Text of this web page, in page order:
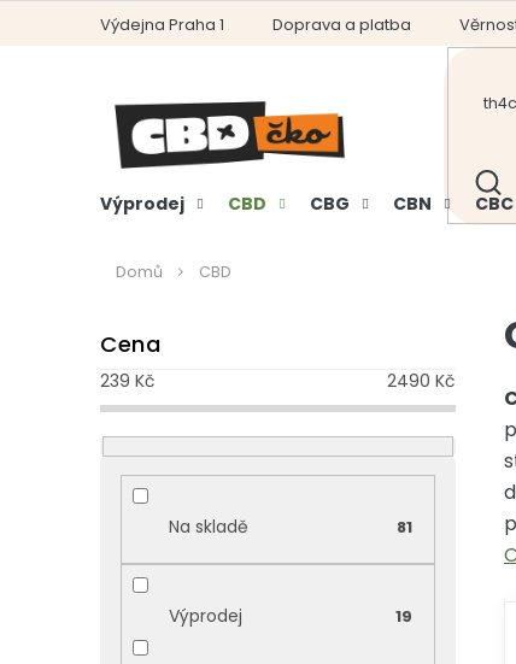
Výdejna Praha 1 Doprava a platba
Výprodej CBD CBG CBN CBC
Domů CBD
o
s
t
r
a
Cena
239 Kč 2490 Kč
Na skladě 81
Výprodej 19